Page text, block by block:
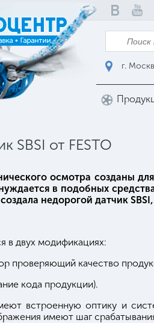
г.
SBSI от FESTO
осмотра созданы
в подобных
недорогой датчик
в двух модификациях:
проверяющий качество
кода продукции).
встроенную оптику и
имеют шаг